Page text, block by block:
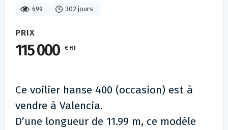
699 302 jours
PRIX
115 000 € HT
Ce voilier hanse 400 (occasion) est à
vendre à Valencia.
D’une longueur de 11.99 m, ce modèle